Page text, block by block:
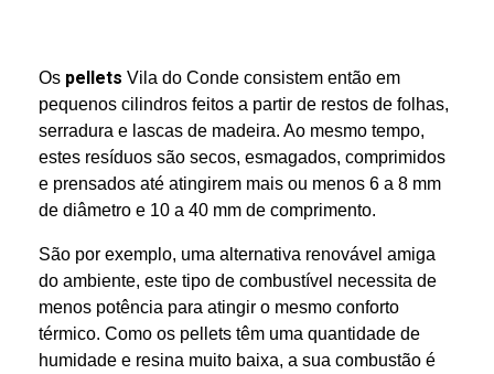
Os pellets Vila do Conde consistem então em
pequenos cilindros feitos a partir de restos de folhas,
serradura e lascas de madeira. Ao mesmo tempo,
estes resíduos são secos, esmagados, comprimidos
e prensados até atingirem mais ou menos 6 a 8 mm
de diâmetro e 10 a 40 mm de comprimento.
São por exemplo, uma alternativa renovável amiga
do ambiente, este tipo de combustível necessita de
menos potência para atingir o mesmo conforto
térmico. Como os pellets têm uma quantidade de
humidade e resina muito baixa, a sua combustão é